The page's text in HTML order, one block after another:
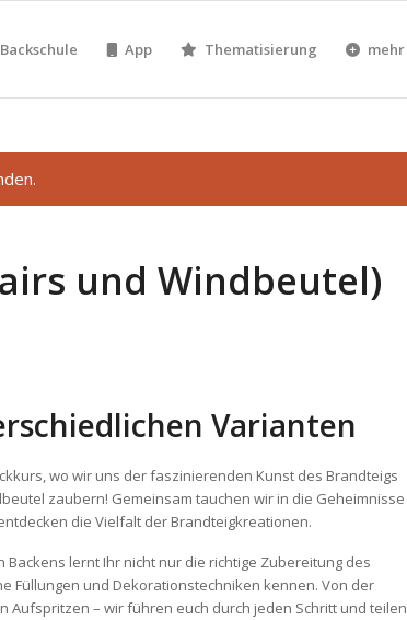
Backschule App Thematisierung mehr
und Windbeutel)
Varianten
wo wir uns der faszinierenden Kunst des Brandteigs
zaubern! Gemeinsam tauchen wir in die Geheimnisse
die Vielfalt der Brandteigkreationen.
lernt Ihr nicht nur die richtige Zubereitung des
Füllungen und Dekorationstechniken kennen. Von der
Aufspritzen – wir führen euch durch jeden Schritt und teilen